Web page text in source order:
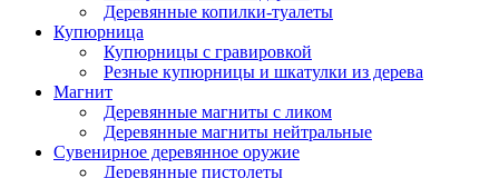
Деревянные копилки-туалеты
Купюрница
Купюрницы с гравировкой
Резные купюрницы и шкатулки из дерева
Магнит
Деревянные магниты с ликом
Деревянные магниты нейтральные
Сувенирное деревянное оружие
Деревянные пистолеты